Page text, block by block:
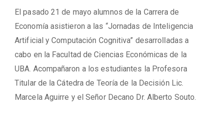
El pasado 21 de mayo alumnos de la Carrera de
Economía asistieron a las “Jornadas de Inteligencia
Artificial y Computación Cognitiva” desarrolladas a
cabo en la Facultad de Ciencias Económicas de la
UBA. Acompañaron a los estudiantes la Profesora
Titular de la Cátedra de Teoría de la Decisión Lic.
Marcela Aguirre y el Señor Decano Dr. Alberto Souto.